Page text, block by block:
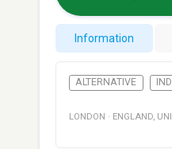
Information
ALTERNATIVE
LONDON · ENGLAND,